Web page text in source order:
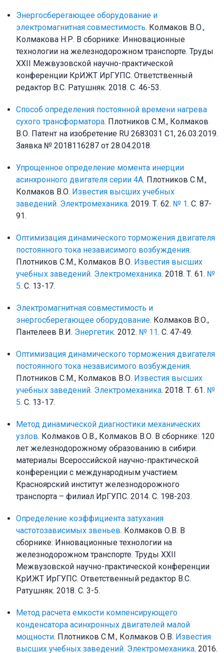
Энергосберегающее оборудование и
электромагнитная совместимость. Колмаков В.О.,
Колмакова Н.Р. В сборнике: Инновационные
технологии на железнодорожном транспорте. Труды
XXII Межвузовской научно-практической
конференции КрИЖТ ИрГУПС. Ответственный
редактор В.С. Ратушняк. 2018. С. 46-53.
Способ определения постоянной времени нагрева
сухого трансформатора. Плотников С.М., Колмаков
В.О. Патент на изобретение RU 2683031 C1, 26.03.2019.
Заявка № 2018116287 от 28.04.2018.
Упрощенное определение момента инерции
асинхронного двигателя серии 4А. Плотников С.М.,
Колмаков В.О. Известия высших учебных
заведений. Электромеханика. 2019. Т. 62. № 1. С. 87-
91.
Оптимизация динамического торможения двигателя
постоянного тока независимого возбуждения.
Плотников С.М., Колмаков В.О. Известия высших
учебных заведений. Электромеханика. 2018. Т. 61. №
5. С. 13-17.
Электромагнитная совместимость и
энергосберегающее оборудование. Колмаков В.О.,
Пантелеев В.И. Энергетик. 2012. № 11. С. 47-49.
Оптимизация динамического торможения двигателя
постоянного тока независимого возбуждения.
Плотников С.М., Колмаков В.О. Известия высших
учебных заведений. Электромеханика. 2018. Т. 61. №
5. С. 13-17.
Метод динамической диагностики механических
узлов. Колмаков О.В., Колмаков В.О. В сборнике: 120
лет железнодорожному образованию в сибири.
материалы Всероссийской научно-практической
конференции с международным участием.
Красноярский институт железнодорожного
транспорта – филиал ИрГУПС. 2014. С. 198-203.
Определение коэффициента затухания
частотозависимых звеньев. Колмаков О.В. В
сборнике: Инновационные технологии на
железнодорожном транспорте. Труды XXII
Межвузовской научно-практической конференции
КрИЖТ ИрГУПС. Ответственный редактор В.С.
Ратушняк. 2018. С. 3-5.
Метод расчета емкости компенсирующего
конденсатора асинхронных двигателей малой
мощности. Плотников С.М., Колмаков О.В. Известия
высших учебных заведений. Электромеханика. 2016.